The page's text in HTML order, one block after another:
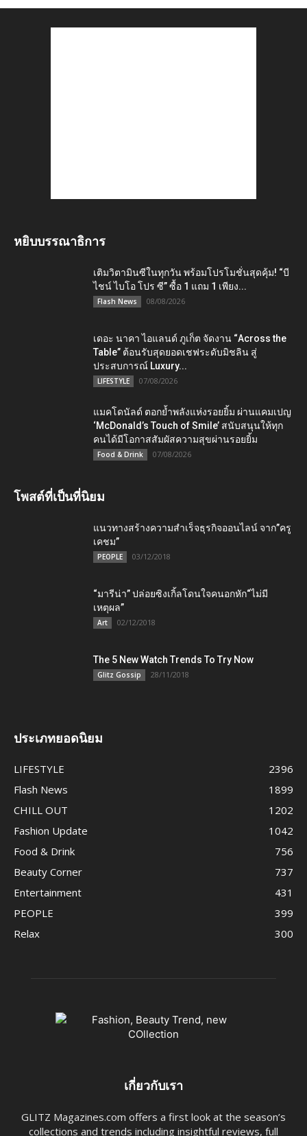
หยิบบรรณาธิการ
เติมวิตามินซีในทุกวัน พร้อมโปรโมชั่นสุดคุ้ม! “บี
ไชน์ ไบโอ โปร ซี” ซื้อ 1 แถม 1 เพียง...
Flash News 08/08/2026
เดอะ นาคา ไอแลนด์ ภูเก็ต จัดงาน “Across the
Table” ต้อนรับสุดยอดเชฟระดับมิชลิน สู่
ประสบการณ์ Luxury...
LIFESTYLE 07/08/2026
แมคโดนัลด์ ตอกย้ำพลังแห่งรอยยิ้ม ผ่านแคมเปญ
‘McDonald’s Touch of Smile’ สนับสนุนให้ทุก
คนได้มีโอกาสสัมผัสความสุขผ่านรอยยิ้ม
Food & Drink 07/08/2026
โพสต์ที่เป็นที่นิยม
แนวทางสร้างความสำเร็จธุรกิจออนไลน์ จาก”ครู
เคชม”
PEOPLE 03/12/2018
“มารีน่า” ปล่อยซิงเกิ้ลโดนใจคนอกหัก“ไม่มี
เหตุผล”
Art 02/12/2018
The 5 New Watch Trends To Try Now
Glitz Gossip 28/11/2018
ประเภทยอดนิยม
LIFESTYLE
2396
Flash News
1899
CHILL OUT
1202
Fashion Update
1042
Food & Drink
756
Beauty Corner
737
Entertainment
431
PEOPLE
399
Relax
300
เกี่ยวกับเรา
GLITZ Magazines.com offers a first look at the season’s
collections and trends including insightful reviews, full